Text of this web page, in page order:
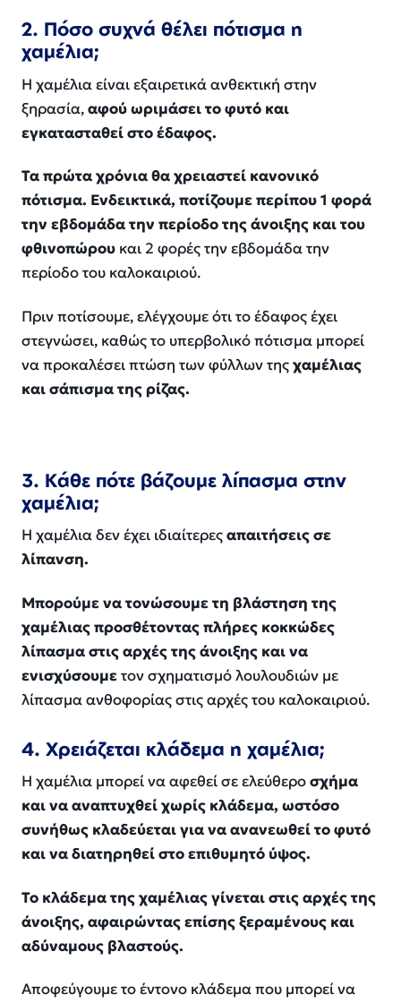
2. Πόσο συχνά θέλει πότισμα η
χαμέλια;
Η χαμέλια είναι εξαιρετικά ανθεκτική στην
ξηρασία,αφού ωριμάσει το φυτό και
εγκατασταθεί στο έδαφος.
Τα πρώτα χρόνια θα χρειαστεί κανονικό
πότισμα. Ενδεικτικά, ποτίζουμε περίπου 1 φορά
την εβδομάδα την περίοδο της άνοιξης και του
φθινοπώρου και 2 φορές την εβδομάδα την
περίοδο του καλοκαιριού.
Πριν ποτίσουμε, ελέγχουμε ότι το έδαφος έχει
στεγνώσει, καθώς το υπερβολικό πότισμα μπορεί
να προκαλέσει πτώση των φύλλων τηςχαμέλιας
και σάπισμα της ρίζας.
3. Κάθε πότε βάζουμε λίπασμα στην
χαμέλια;
Η χαμέλια δεν έχει ιδιαίτερεςαπαιτήσεις σε
λίπανση.
Μπορούμε να τονώσουμε τη βλάστηση της
χαμέλιας προσθέτοντας πλήρες κοκκώδες
λίπασμα στις αρχές της άνοιξης και να
ενισχύσουμετον σχηματισμό λουλουδιών με
λίπασμα ανθοφορίας στις αρχές του καλοκαιριού.
4. Χρειάζεται κλάδεμα η χαμέλια;
Η χαμέλια μπορεί να αφεθεί σε ελεύθεροσχήμα
και να αναπτυχθεί χωρίς κλάδεμα, ωστόσο
συνήθως κλαδεύεται για να ανανεωθεί το φυτό
και να διατηρηθεί στο επιθυμητό ύψος.
Το κλάδεμα της χαμέλιας γίνεται στις αρχές της
άνοιξης, αφαιρώντας επίσης ξεραμένους και
αδύναμους βλαστούς.
Αποφεύγουμε το έντονο κλάδεμα που μπορεί να